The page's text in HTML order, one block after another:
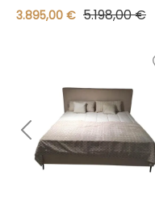
3.895,00 € 5.198,00 €